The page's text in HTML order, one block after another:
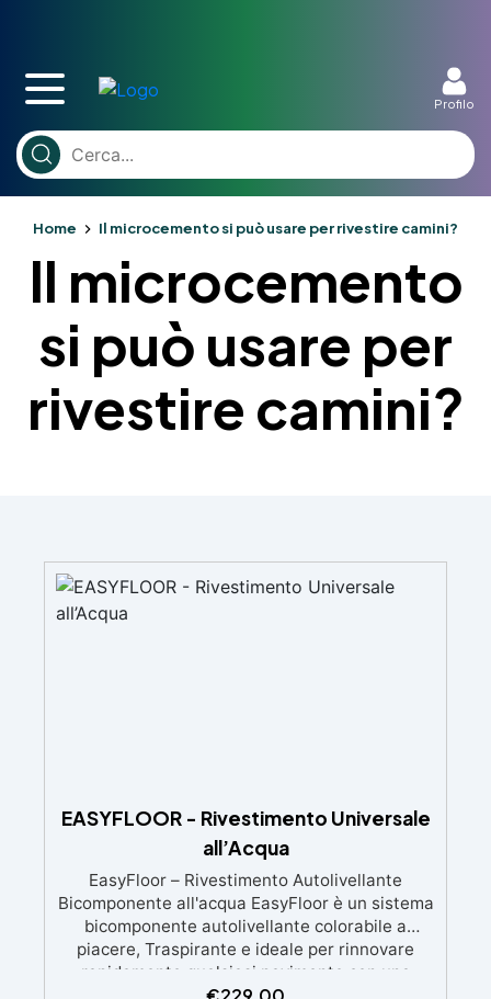
Profilo
Home Il microcemento si può usare per rivestire camini?
Il microcemento
si può usare per
rivestire camini?
EASYFLOOR - Rivestimento Universale
all’Acqua
EasyFloor – Rivestimento Autolivellante
Bicomponente all'acqua EasyFloor è un sistema
bicomponente autolivellante colorabile a
piacere, Traspirante e ideale per rinnovare
rapidamente qualsiasi pavimento con una
finitura resistente, uniforme e personalizzabile.